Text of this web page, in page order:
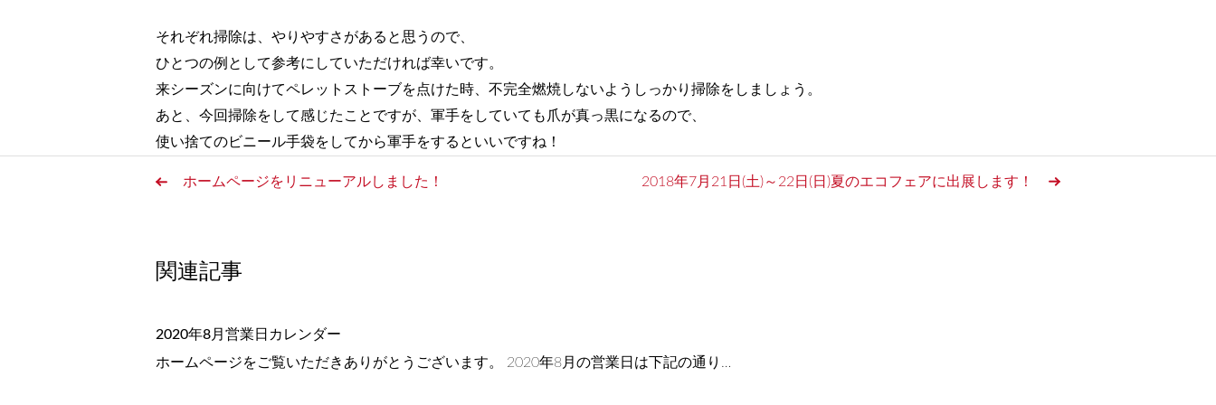
それぞれ掃除は、やりやすさがあると思うので、
ひとつの例として参考にしていただければ幸いです。
来シーズンに向けてペレットストーブを点けた時、不完全燃焼しないようしっかり掃除をしましょう。
あと、今回掃除をして感じたことですが、軍手をしていても爪が真っ黒になるので、
使い捨てのビニール手袋をしてから軍手をするといいですね！
ホームページをリニューアルしました！ 2018年7月21日(土)～22日(日)夏のエコフェアに出展します！
関連記事
2020年8月営業日カレンダー
ホームページをご覧いただきありがとうございます。 2020年8月の営業日は下記の通り…